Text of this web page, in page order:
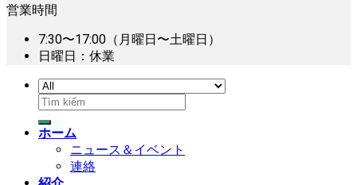
営業時間
7:30〜17:00（月曜日〜土曜日）
日曜日：休業
検
索
対
ホーム
ニュース＆イベント
連絡